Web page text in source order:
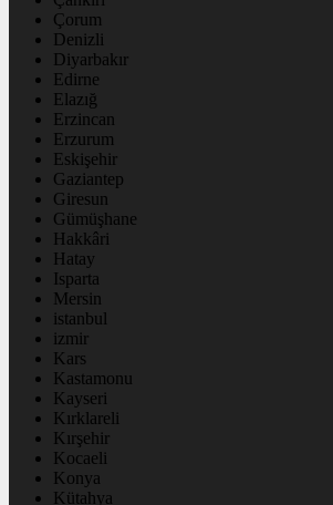
Çorum
Denizli
Diyarbakır
Edirne
Elazığ
Erzincan
Erzurum
Eskişehir
Gaziantep
Giresun
Gümüşhane
Hakkâri
Hatay
Isparta
Mersin
istanbul
izmir
Kars
Kastamonu
Kayseri
Kırklareli
Kırşehir
Kocaeli
Konya
Kütahya